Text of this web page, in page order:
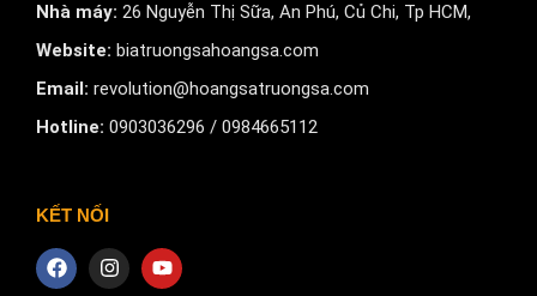
Nhà máy: 26 Nguyễn Thị Sữa, An Phú, Củ Chi, Tp HCM,
Website: biatruongsahoangsa.com
Email: revolution@hoangsatruongsa.com
Hotline: 0903036296 / 0984665112
KẾT NỐI